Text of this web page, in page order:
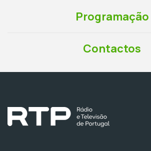
Programação
Contactos